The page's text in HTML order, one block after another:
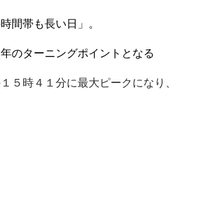
間帯も長い日」。
のターニングポイントとなる
５時４１分に最大ピークになり、